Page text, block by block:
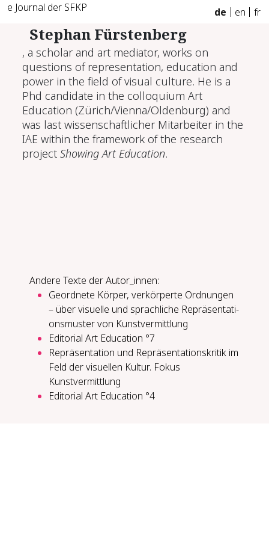
e Journal der SFKP de en fr
Stephan Fürstenberg
, a scholar and art mediator, works on
questions of representation, education and
power in the field of visual culture. He is a
Phd candidate in the colloquium Art
Education (Zürich/Vienna/Oldenburg) and
was last wissenschaftlicher Mitarbeiter in the
IAE within the framework of the research
projectShowing Art Education.
Andere Texte der Autor_innen:
Ge­ord­ne­te Kör­per, ver­kör­per­te Ord­nun­gen
– über vi­su­el­le und sprach­li­che Re­prä­sen­ta­ti­
ons­mus­ter von Kunst­ver­mitt­lung
Editorial Art Education °7
Repräsentation und Repräsentationskritik im
Feld der visuellen Kultur. Fokus
Kunstvermittlung
Editorial Art Education °4